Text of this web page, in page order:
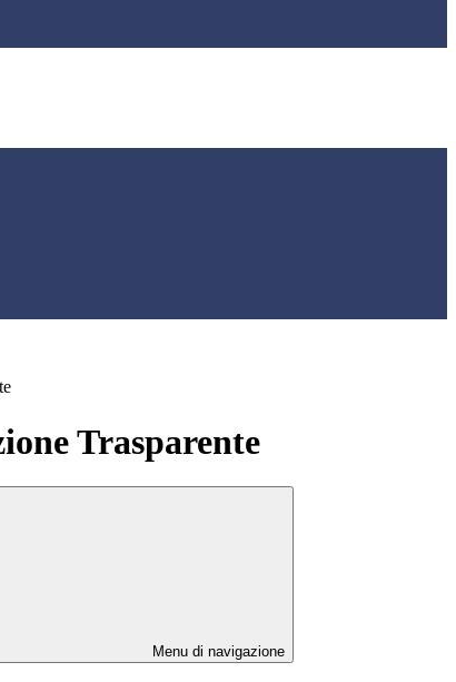
Trasparente
Menu di navigazione